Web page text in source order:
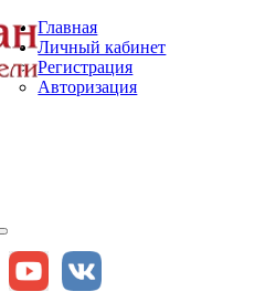
Главная
Личный кабинет
Регистрация
Авторизация